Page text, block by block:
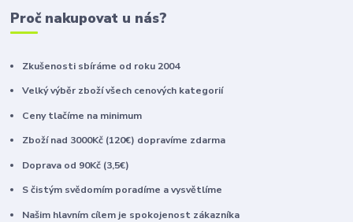
Proč nakupovat u nás?
Zkušenosti sbíráme od roku 2004
Velký výběr zboží všech cenových kategorií
Ceny tlačíme na minimum
Zboží nad 3000Kč (120€) dopravíme zdarma
Doprava od 90Kč (3,5€)
S čistým svědomím poradíme a vysvětlíme
Našim hlavním cílem je spokojenost zákazníka